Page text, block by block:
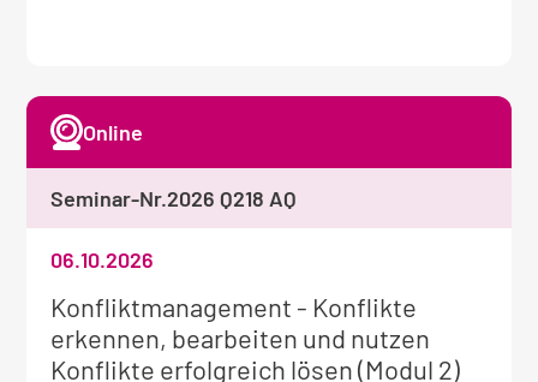
Weitere
Informationen
zum
Konfliktmanagement - Konflikte
erkennen, bearbeiten und nutzen
Konflikte erfolgreich lösen (Modul 2)
06.10.2026
Online
Seminar-Nr.2026 Q218 AQ